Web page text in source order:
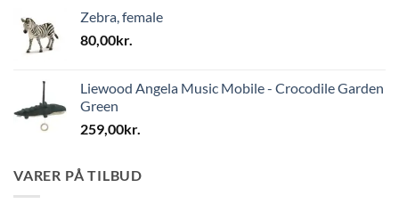
Zebra, female
80,00kr.
Liewood Angela Music Mobile - Crocodile Garden
Green
259,00kr.
VARER PÅ TILBUD